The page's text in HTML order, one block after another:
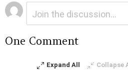
Deja
una
One Comment
Expand All Collapse